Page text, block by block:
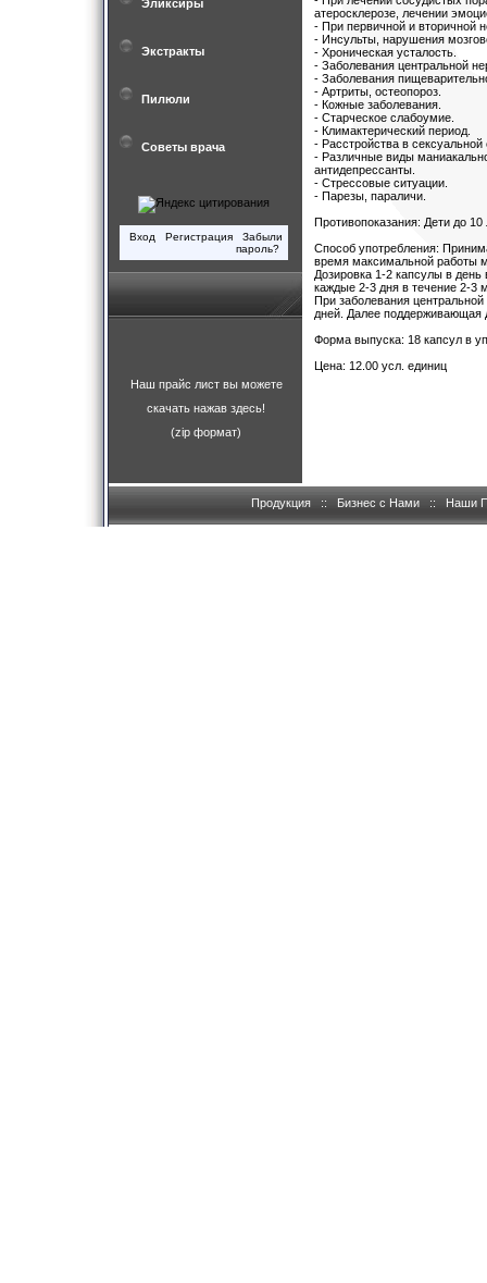
Эликсиры
Экстракты
Пилюли
Советы врача
Вход Регистрация
Забыли
пароль?
Наш прайс лист вы можете
скачать нажав здесь!
(zip формат)
атеросклерозе, лечении
- При первичной и вторичной
- Инсульты, нарушения
- Хроническая усталость.
- Заболевания центральной
- Заболевания
- Артриты, остеопороз.
- Кожные заболевания.
- Старческое слабоумие.
- Климактерический период.
- Расстройства в
- Различные виды
антидепрессанты.
- Стрессовые ситуации.
- Парезы, параличи.
Противопоказания: Дети до 10
Способ употребления:
время максимальной работы
Дозировка 1-2 капсулы в
каждые 2-3 дня в течение 2-3
При заболевания
дней. Далее поддерживающая
Форма выпуска: 18 капсул в
Цена: 12.00 усл. единиц
Продукция :: Бизнес с Нами :: Наши